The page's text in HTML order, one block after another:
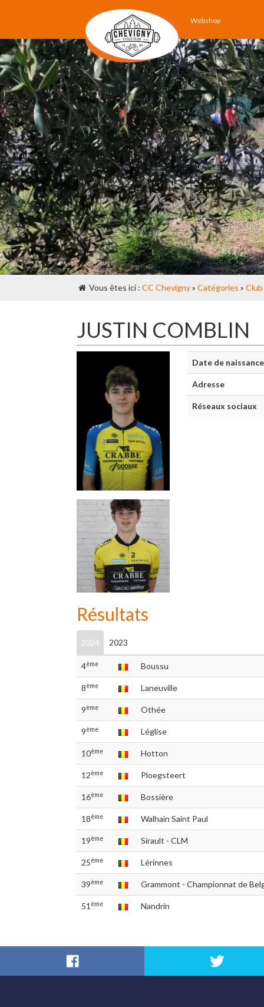
Webshop
Vous êtes ici : CC Chevigny» Catégories » Club
JUSTIN COMBLIN
Date de naissance
Adresse
Réseaux sociaux
Résultats
2024 2023
4ème Boussu
8ème Laneuville
9ème Othée
9ème Léglise
10ème Hotton
12ème Ploegsteert
16ème Bossière
18ème Walhain Saint Paul
19ème Sirault - CLM
25ème Lérinnes
39ème Grammont - Championnat de
51 ème Nandrin